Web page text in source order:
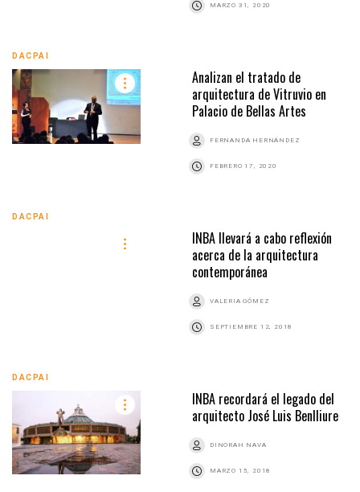
MARZO 31, 2020
DACPAI
Analizan el tratado de
arquitectura de Vitruvio en
Palacio de Bellas Artes
FERNANDA HERNÁNDEZ
FEBRERO 17, 2020
DACPAI
INBA llevará a cabo reflexión
acerca de la arquitectura
contemporánea
VALERIA GÓMEZ
SEPTIEMBRE 12, 2018
DACPAI
INBA recordará el legado del
arquitecto José Luis Benlliure
DINORAH NAVA
MARZO 15, 2018